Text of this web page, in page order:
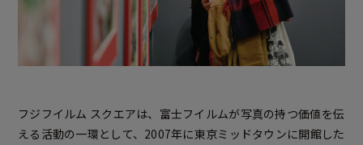
フジフイルム スクエアは、富士フイルムが写真の持つ価値を伝
える活動の一環として、2007年に東京ミッドタウンに開館した